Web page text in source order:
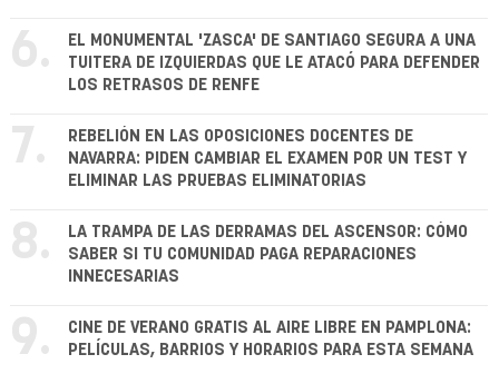
6.
EL MONUMENTAL 'ZASCA' DE SANTIAGO SEGURA A UNA
TUITERA DE IZQUIERDAS QUE LE ATACÓ PARA DEFENDER
LOS RETRASOS DE RENFE
7.
REBELIÓN EN LAS OPOSICIONES DOCENTES DE
NAVARRA: PIDEN CAMBIAR EL EXAMEN POR UN TEST Y
ELIMINAR LAS PRUEBAS ELIMINATORIAS
8.
LA TRAMPA DE LAS DERRAMAS DEL ASCENSOR: CÓMO
SABER SI TU COMUNIDAD PAGA REPARACIONES
INNECESARIAS
9.
CINE DE VERANO GRATIS AL AIRE LIBRE EN PAMPLONA:
PELÍCULAS, BARRIOS Y HORARIOS PARA ESTA SEMANA